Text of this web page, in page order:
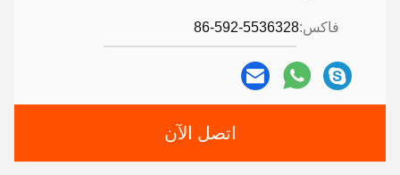
فاكس:86-592-5536328
اتصل الآن